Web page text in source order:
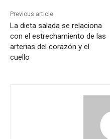
Previous article
La dieta salada se relaciona
con el estrechamiento de las
arterias del corazón y el
cuello